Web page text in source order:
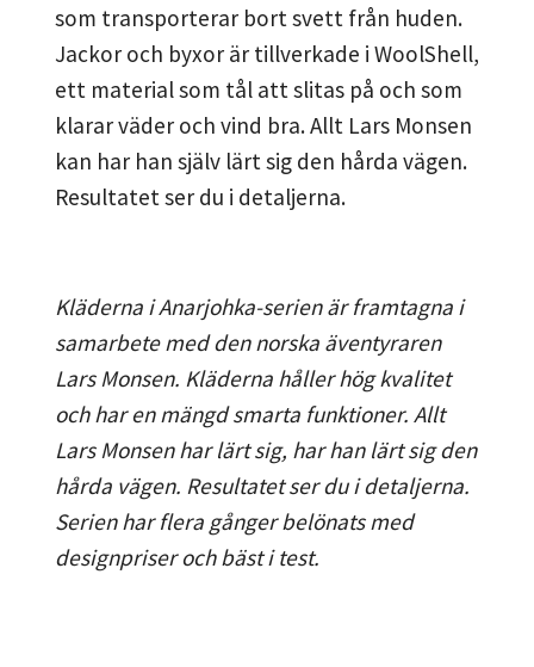
som transporterar bort svett från huden.
Jackor och byxor är tillverkade i WoolShell,
ett material som tål att slitas på och som
klarar väder och vind bra. Allt Lars Monsen
kan har han själv lärt sig den hårda vägen.
Resultatet ser du i detaljerna.
Kläderna i Anarjohka-serien är framtagna i
samarbete med den norska äventyraren
Lars Monsen. Kläderna håller hög kvalitet
och har en mängd smarta funktioner. Allt
Lars Monsen har lärt sig, har han lärt sig den
hårda vägen. Resultatet ser du i detaljerna.
Serien har flera gånger belönats med
designpriser och bäst i test.